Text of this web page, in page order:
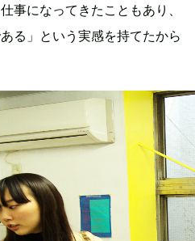
事になってきたこともあり、
る」という実感を持てたから